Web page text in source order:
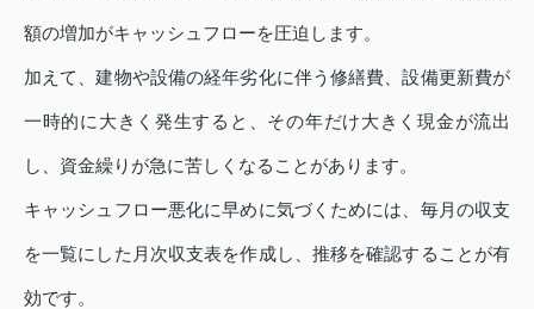
額の増加がキャッシュフローを圧迫します。
加えて、建物や設備の経年劣化に伴う修繕費、設備更新費が
一時的に大きく発生すると、その年だけ大きく現金が流出
し、資金繰りが急に苦しくなることがあります。
キャッシュフロー悪化に早めに気づくためには、毎月の収支
を一覧にした月次収支表を作成し、推移を確認することが有
効です。